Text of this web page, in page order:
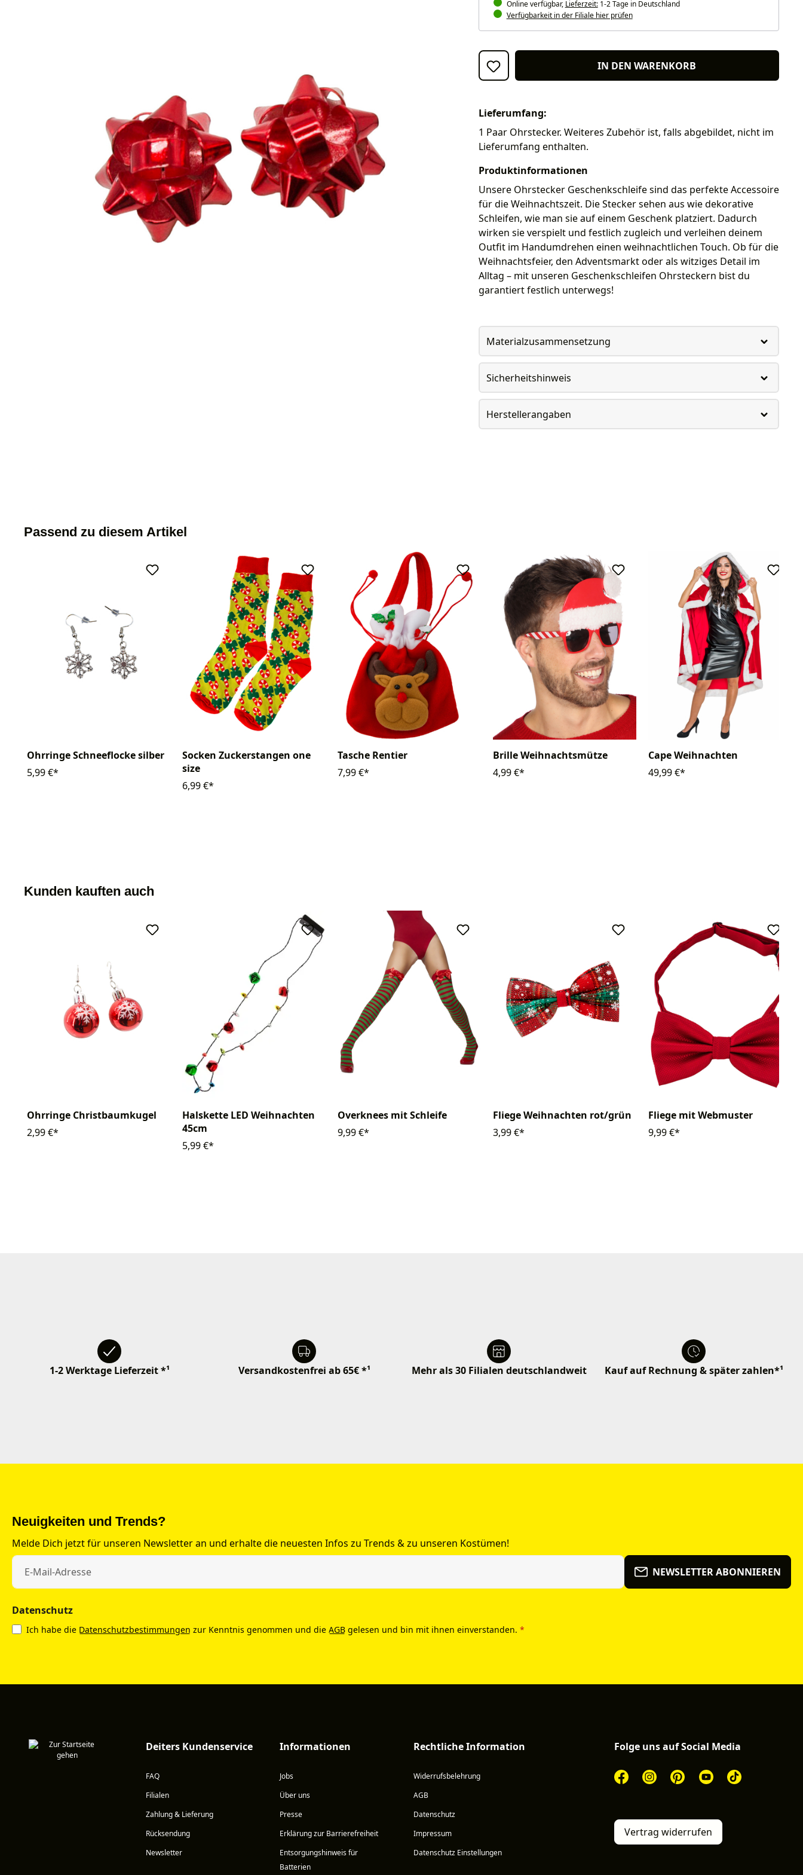
Online verfügbar, Lieferzeit:1-2 Tage in Deutschland
Verfügbarkeit in der Filiale hier prüfen
IN DEN WARENKORB
Lieferumfang:
1 Paar Ohrstecker. Weiteres Zubehör ist, falls abgebildet, nicht im
Lieferumfang enthalten.
Produktinformationen
Unsere Ohrstecker Geschenkschleife sind das perfekte Accessoire
für die Weihnachtszeit. Die Stecker sehen aus wie dekorative
Schleifen, wie man sie auf einem Geschenk platziert. Dadurch
wirken sie verspielt und festlich zugleich und verleihen deinem
Outfit im Handumdrehen einen weihnachtlichen Touch. Ob für die
Weihnachtsfeier, den Adventsmarkt oder als witziges Detail im
Alltag – mit unseren Geschenkschleifen Ohrsteckern bist du
garantiert festlich unterwegs!
Materialzusammensetzung
Sicherheitshinweis
Herstellerangaben
Passend zu diesem Artikel
Ohrringe Schneeflocke silber
5,99 €*
Socken Zuckerstangen one
size
6,99 €*
Tasche Rentier
7,99 €*
Brille Weihnachtsmütze
4,99 €*
Cape Weihnachten
49,99 €*
Kunden kauften auch
Ohrringe Christbaumkugel
2,99 €*
Halskette LED Weihnachten
45cm
5,99 €*
Overknees mit Schleife
9,99 €*
Fliege Weihnachten rot/grün
3,99 €*
Fliege mit Webmuster
9,99 €*
1-2 Werktage Lieferzeit *¹ Versandkostenfrei ab 65€ *¹ Mehr als 30 Filialen deutschlandweit Kauf auf Rechnung & später zahlen*¹
Neuigkeiten und Trends?
Melde Dich jetzt für unseren Newsletter an und erhalte die neuesten Infos zu Trends & zu unseren Kostümen!
NEWSLETTER ABONNIEREN
Datenschutz
Ich habe die Datenschutzbestimmungen zur Kenntnis genommen und die AGB gelesen und bin mit ihnen einverstanden. *
Deiters Kundenservice
FAQ
Filialen
Zahlung & Lieferung
Rücksendung
Newsletter
Informationen
Jobs
Über uns
Presse
Erklärung zur Barrierefreiheit
Entsorgungshinweis für
Batterien
Rechtliche Information
Widerrufsbelehrung
AGB
Datenschutz
Impressum
Datenschutz Einstellungen
Folge uns auf Social Media
Vertrag widerrufen